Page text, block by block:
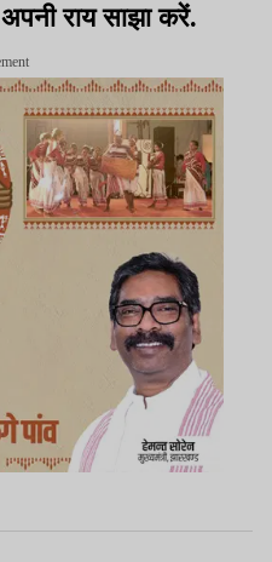
राय साझा करें.